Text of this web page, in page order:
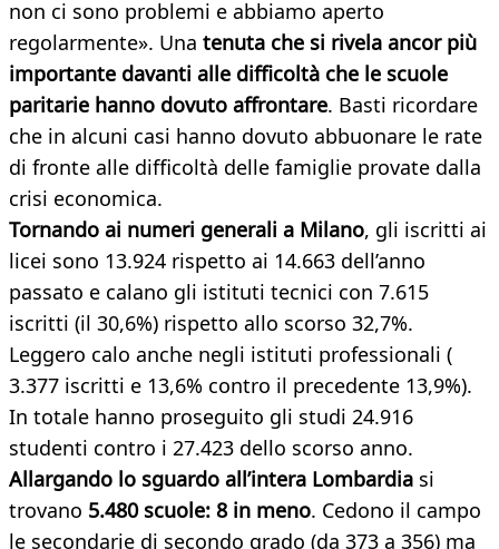
non ci sono problemi e abbiamo aperto
regolarmente». Una tenuta che si rivela ancor più
importante davanti alle difficoltà che le scuole
paritarie hanno dovuto affrontare. Basti ricordare
che in alcuni casi hanno dovuto abbuonare le rate
di fronte alle difficoltà delle famiglie provate dalla
crisi economica.
Tornando ai numeri generali a Milano, gli iscritti ai
licei sono 13.924 rispetto ai 14.663 dell’anno
passato e calano gli istituti tecnici con 7.615
iscritti (il 30,6%) rispetto allo scorso 32,7%.
Leggero calo anche negli istituti professionali (
3.377 iscritti e 13,6% contro il precedente 13,9%).
In totale hanno proseguito gli studi 24.916
studenti contro i 27.423 dello scorso anno.
Allargando lo sguardo all’intera Lombardia si
trovano 5.480 scuole: 8 in meno. Cedono il campo
le secondarie di secondo grado (da 373 a 356) ma